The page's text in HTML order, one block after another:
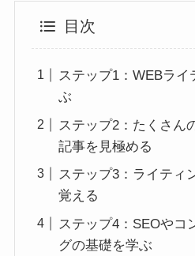
目次
ステップ1：WEBラ
ぶ
ステップ2：たくさん
記事を見極める
ステップ3：ライティ
覚える
ステップ4：SEOやコ
グの基礎を学ぶ